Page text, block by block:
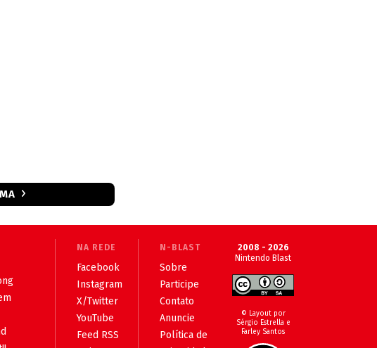
NA REDE
Facebook
Instagram
X/Twitter
YouTube
Feed RSS
N-BLAST
Sobre
Participe
Contato
Anuncie
Política de
2008 - 2026
Nintendo Blast
© Layout por
Sérgio Estrella e
Farley Santos